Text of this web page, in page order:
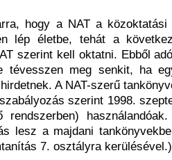
hogy a NAT a
lép életbe, tehát a
szerint kell oktatni. Ebből
tévesszen meg senkit, ha
A NAT-szerű
szerint 1998.
használandóak.
lesz a majdani
7. osztályra kerülésével.)